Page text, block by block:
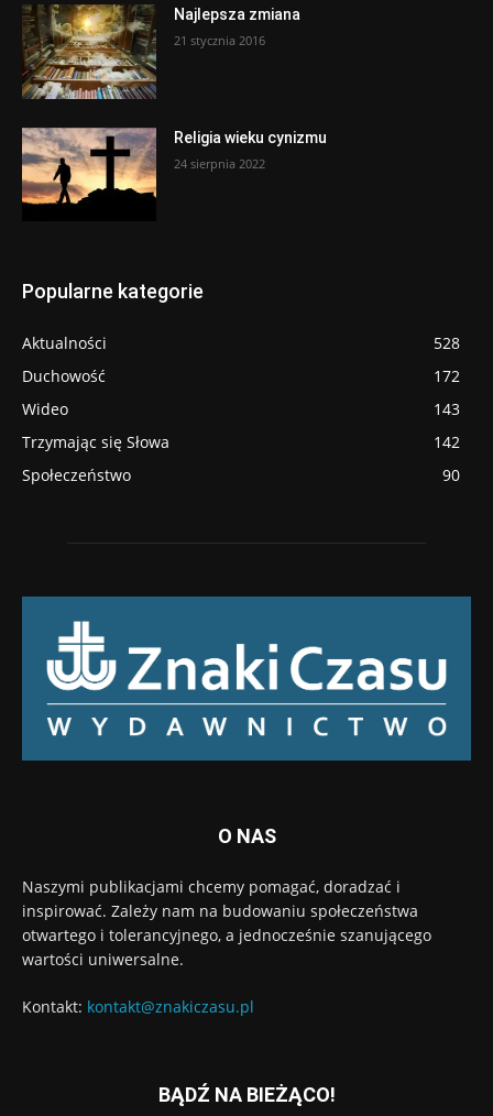
Najlepsza zmiana
21 stycznia 2016
Religia wieku cynizmu
24 sierpnia 2022
Popularne kategorie
Aktualności
528
Duchowość
172
Wideo
143
Trzymając się Słowa
142
Społeczeństwo
90
O NAS
Naszymi publikacjami chcemy pomagać, doradzać i
inspirować. Zależy nam na budowaniu społeczeństwa
otwartego i tolerancyjnego, a jednocześnie szanującego
wartości uniwersalne.
Kontakt: kontakt@znakiczasu.pl
BĄDŹ NA BIEŻĄCO!